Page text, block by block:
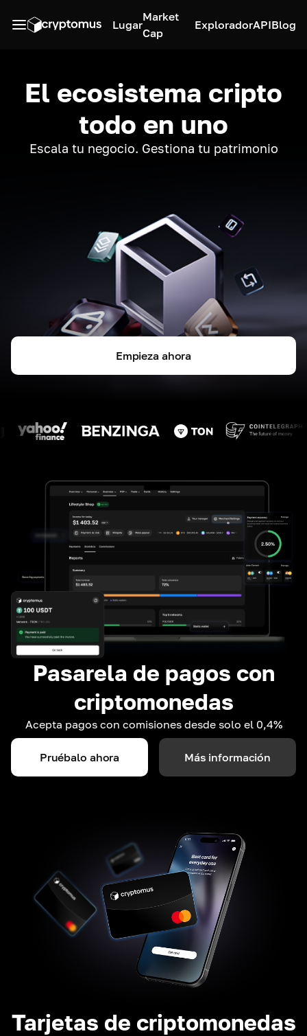
Lugar
Market
Cap
ExploradorAPIBlog
El ecosistema cripto
todo en uno
Escala tu negocio. Gestiona tu patrimonio
Empieza ahora
Pasarela de pagos con
criptomonedas
Acepta pagos con comisiones desde solo el 0,4%
Pruébalo ahora Más información
Tarjetas de criptomonedas